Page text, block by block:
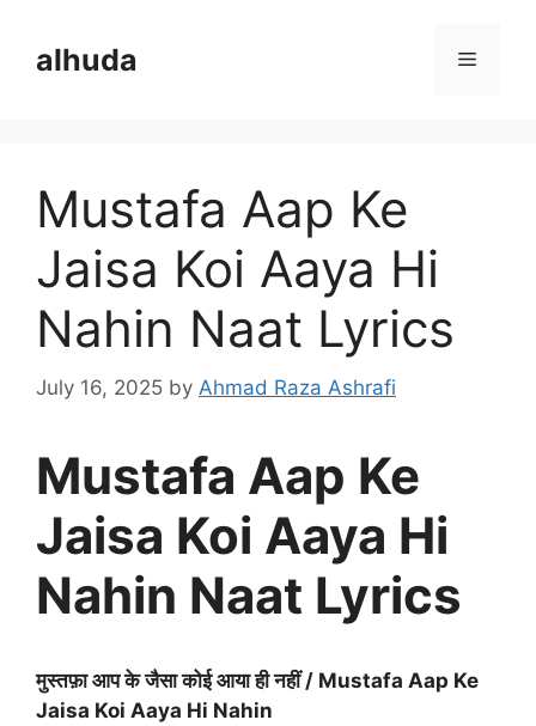
contentalhuda Menu
Mustafa Aap Ke
Jaisa Koi Aaya Hi
Nahin Naat Lyrics
July 16, 2025 by Ahmad Raza Ashrafi
Mustafa Aap Ke
Jaisa Koi Aaya Hi
Nahin Naat Lyrics
मुस्तफ़ा आप के जैसा कोई आया ही नहीं / Mustafa Aap Ke
Jaisa Koi Aaya Hi Nahin